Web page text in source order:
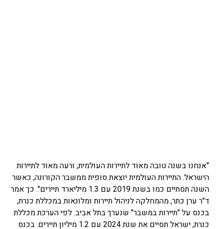
”אנחנו בשנה טובה מאוד לתיירות העולמית, ורעה מאוד לתיירות
הישראל. התיירות העולמית יוצאת סופית ממשבר הקורונה, כאשר
השנה תסתיים כמו בשנת 2019 עם 1.3 מיליארד תיירים". כך אמר
ד"ר ערן כתר, מהמחלקה לניהול תיירות ומלונאות במכללת כנרת,
בכנס על "תיירות במשבר" שנערך בתל אביב. לפי הערכת מכללת
כנרת, ישראל תסיים את שנת 2024 עם 1.2 מיליון תיירים. בכנס